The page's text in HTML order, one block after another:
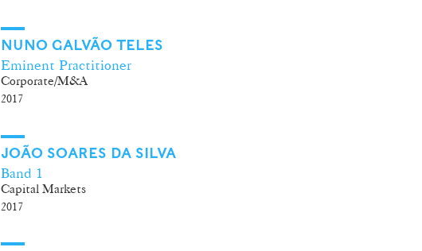
NUNO GALVÃO TELES
Eminent Practitioner
Corporate/M&A
2017
JOÃO SOARES DA SILVA
Band 1
Capital Markets
2017